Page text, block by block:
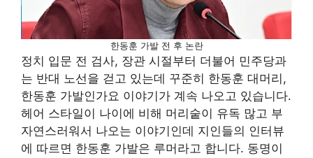
한동훈 가발 전 후 논란
정치 입문 전 검사, 장관 시절부터 더불어 민주당과
는 반대 노선을 걷고 있는데 꾸준히 한동훈 대머리,
한동훈 가발인가요 이야기가 계속 나오고 있습니다.
헤어 스타일이 나이에 비해 머리숱이 유독 많고 부
자연스러워서 나오는 이야기인데 지인들의 인터뷰
에 따르면 한동훈 가발은 루머라고 합니다. 동명이